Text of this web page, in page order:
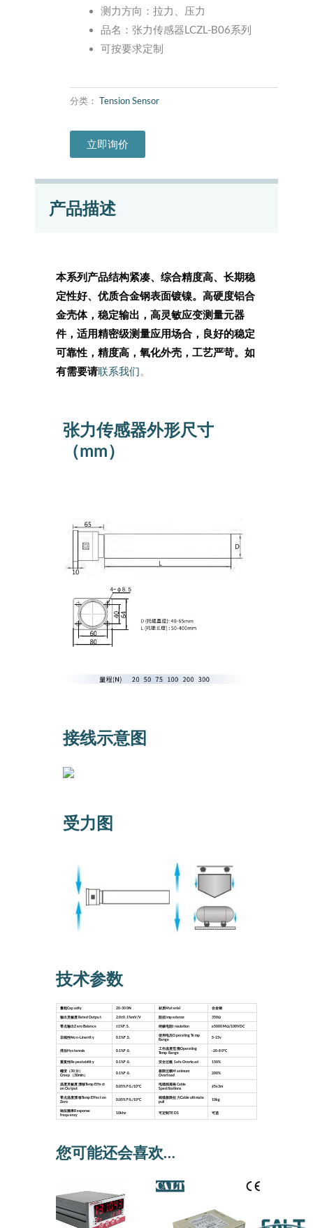
测力方向：拉力、压力
品名：张力传感器LCZL-B06系列
可按要求定制
分类： Tension Sensor
立即询价
产品描述
本系列产品结构紧凑、综合精度高、长期稳
定性好、优质合金钢表面镀镍。高硬度铝合
金壳体，稳定输出，高灵敏应变测量元器
件，适用精密级测量应用场合，良好的稳定
可靠性，精度高，氧化外壳，工艺严苛。如
有需要请联系我们。
张力传感器外形尺寸
（mm）
接线示意图
受力图
技术参数
量程Capacity 20-300N 材质Material 合金钢
输出灵敏度Rated Output 2.0±0.1%mV/V 阻抗Impedance 350Ω
零点输出Zero Balance ±1%F.S. 绝缘电阻Insulation ≥5000MΩ/100VDC
非线性Non-Linerrity 0.1%F.S.
使用电压Operating Temp
Range
5-15v
滞后Hysteresis 0.1%F·S.
工作温度范围Operating
Temp Range
-20-80°C
重复性Repeatabitity 0.1%F·S. 安全过载 Safe Overload 150%
蠕变（30分）
Creep（30min）
0.1%F·S.
极限过载Maximum
Overload
200%
温度灵敏度漂移Temp Effect
on Output
0.05%F·S./10°C
电缆线规格Cable
Specifications
∮5x3m
零点温度漂移Temp Effect on
Zero
0.05%F·S./10°C
线缆极限拉力Cable ultimate
pull
10kg
响应频率Response
frequency
10khz 可定制TEDS 可选
您可能还会喜欢…